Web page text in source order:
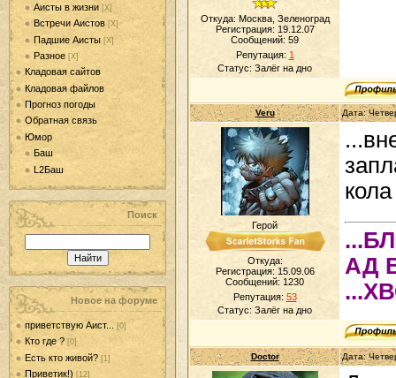
Аисты в жизни [Х]
Встречи Аистов [Х]
Падшие Аисты [Х]
Разное [Х]
Кладовая сайтов
Кладовая файлов
Прогноз погоды
Обратная связь
Юмор
Баш
L2Баш
Поиск
Новое на форуме
приветствую Аист... [0]
Кто где ? [0]
Есть кто живой? [1]
Приветик!) [12]
Откуда: Москва, Зеленоград
Регистрация: 19.12.07
Сообщений: 59
Репутация: 1
Статус: Залёг на дно
Veru Дата:
Герой
Откуда:
Регистрация: 15.09.06
Сообщений: 1230
Репутация: 53
Статус: Залёг на дно
АД
Doctor Дата: